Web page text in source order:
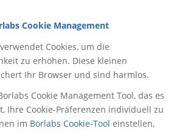
Cookie Management
Cookies, um die
zu erhöhen. Diese kleinen
Ihr Browser und sind harmlos.
Cookie Management Tool, das es
Ihre Cookie-Präferenzen individuell zu
im Borlabs Cookie-Tool einstellen,